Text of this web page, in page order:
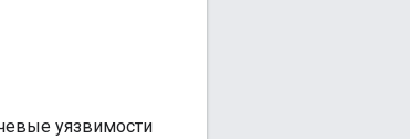
уязвимости